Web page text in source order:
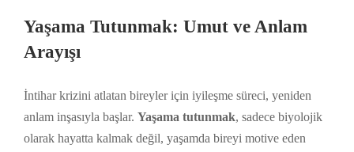
Yaşama Tutunmak: Umut ve Anlam
Arayışı
İntihar krizini atlatan bireyler için iyileşme süreci, yeniden
anlam inşasıyla başlar. Yaşama tutunmak, sadece biyolojik
olarak hayatta kalmak değil, yaşamda bireyi motive eden